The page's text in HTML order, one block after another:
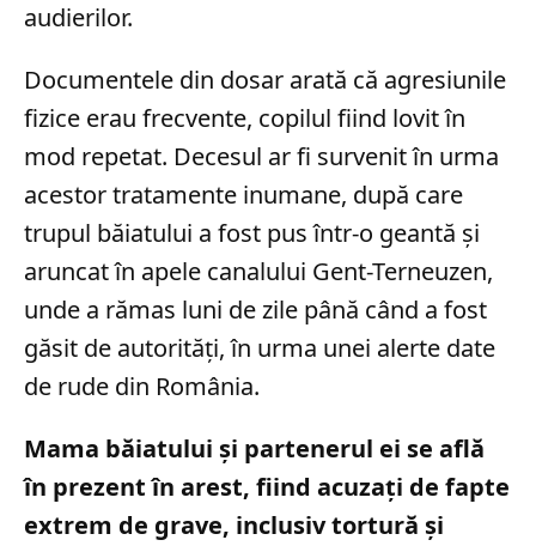
audierilor.
Documentele din dosar arată că agresiunile
fizice erau frecvente, copilul fiind lovit în
mod repetat. Decesul ar fi survenit în urma
acestor tratamente inumane, după care
trupul băiatului a fost pus într-o geantă și
aruncat în apele canalului Gent-Terneuzen,
unde a rămas luni de zile până când a fost
găsit de autorități, în urma unei alerte date
de rude din România.
Mama băiatului și partenerul ei se află
în prezent în arest, fiind acuzați de fapte
extrem de grave, inclusiv tortură și